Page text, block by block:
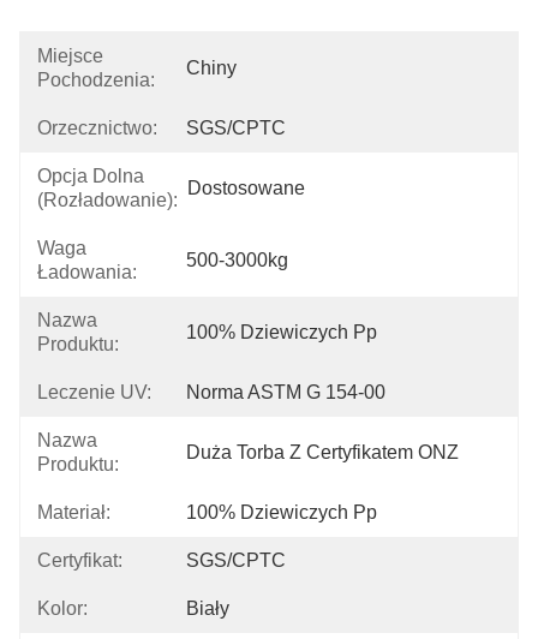
Miejsce
Pochodzenia:
Chiny
Orzecznictwo: SGS/CPTC
Opcja Dolna
(rozładowanie):
Dostosowane
Waga
Ładowania:
500-3000kg
Nazwa
Produktu:
100% Dziewiczych Pp
Leczenie UV: Norma ASTM G 154-00
Nazwa
Produktu:
Duża Torba Z Certyfikatem ONZ
Materiał: 100% Dziewiczych Pp
Certyfikat: SGS/CPTC
Kolor: Biały